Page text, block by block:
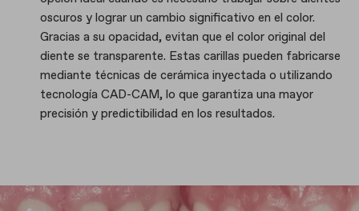
oscuros y lograr un cambio significativo en el color.
Gracias a su opacidad, evitan que el color original del
diente se transparente. Estas carillas pueden fabricarse
mediante técnicas de cerámica inyectada o utilizando
tecnología CAD-CAM, lo que garantiza una mayor
precisión y predictibilidad en los resultados.